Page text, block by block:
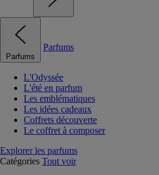
Parfums
Parfums
L'Odyssée
L'été en parfum
Les emblématiques
Les idées cadeaux
Coffrets découverte
Le coffret à composer
Explorer les parfums
Catégories Tout voir